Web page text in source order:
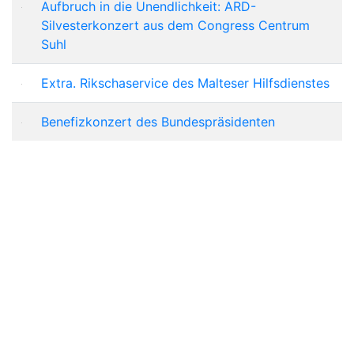
Aufbruch in die Unendlichkeit: ARD-
Silvesterkonzert aus dem Congress Centrum
Suhl
Extra. Rikschaservice des Malteser Hilfsdienstes
Benefizkonzert des Bundespräsidenten